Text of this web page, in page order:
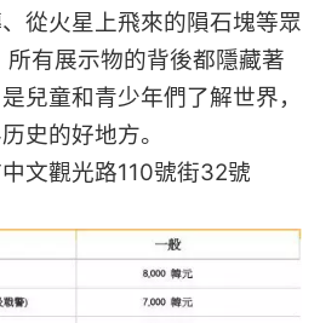
從火星上飛來的隕石塊等眾
有展示物的背後都隱藏著
兒童和青少年們了解世界，
史的好地方。
文觀光路110號街32號